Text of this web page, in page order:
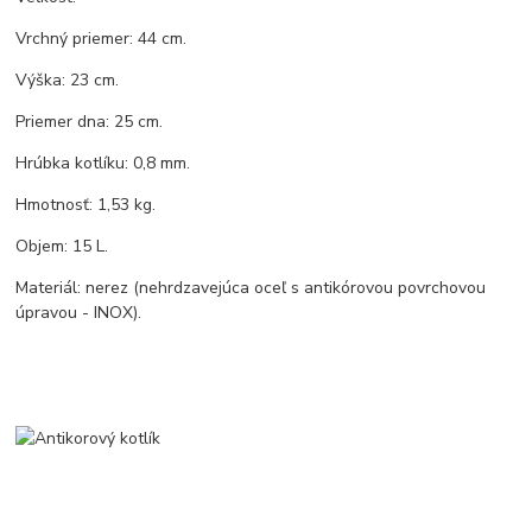
Vrchný priemer: 44 cm.
Výška: 23 cm.
Priemer dna: 25 cm.
Hrúbka kotlíku: 0,8 mm.
Hmotnosť: 1,53 kg.
Objem: 15 L.
Materiál: nerez (nehrdzavejúca oceľ s antikórovou povrchovou
úpravou - INOX).